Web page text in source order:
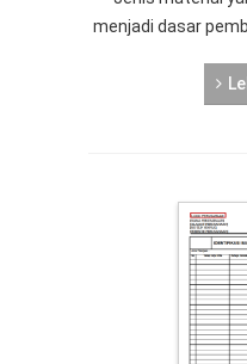
menjadi dasar